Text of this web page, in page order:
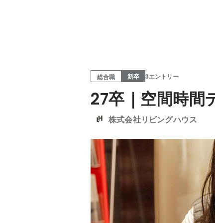
総合職 新卒 3エントリー
27卒｜空間時
株式会社リビングハウス